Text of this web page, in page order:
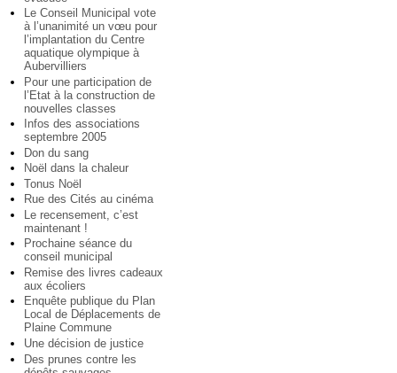
Le Conseil Municipal vote
à l’unanimité un vœu pour
l’implantation du Centre
aquatique olympique à
Aubervilliers
Pour une participation de
l’Etat à la construction de
nouvelles classes
Infos des associations
septembre 2005
Don du sang
Noël dans la chaleur
Tonus Noël
Rue des Cités au cinéma
Le recensement, c’est
maintenant !
Prochaine séance du
conseil municipal
Remise des livres cadeaux
aux écoliers
Enquête publique du Plan
Local de Déplacements de
Plaine Commune
Une décision de justice
Des prunes contre les